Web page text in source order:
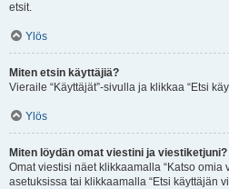
etsit.
Ylös
Miten etsin käyttäjiä?
Vieraile “Käyttäjät”-sivulla ja klikkaa “Etsi
Ylös
Miten löydän omat viestini ja viestiketjuni?
Omat viestisi näet klikkaamalla “Katso omia
asetuksissa tai klikkaamalla “Etsi käyttäjän